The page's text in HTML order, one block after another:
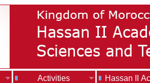
Activities Hassan II